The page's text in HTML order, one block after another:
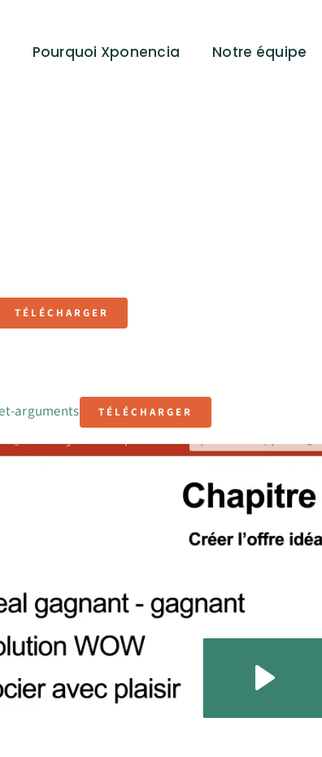
Pourquoi Xponencia Notre équipe
TÉLÉCHARGER
arguments TÉLÉCHARGER